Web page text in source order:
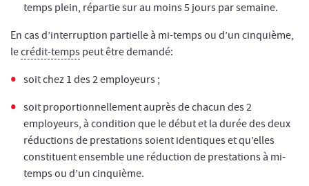
temps plein, répartie sur au moins 5 jours par semaine.
En cas d’interruption partielle à mi-temps ou d’un cinquième,
lecrédit-temps peut être demandé:
soit chez 1 des 2 employeurs ;
soit proportionnellement auprès de chacun des 2
employeurs, à condition que le début et la durée des deux
réductions de prestations soient identiques et qu’elles
constituent ensemble une réduction de prestations à mi-
temps ou d’un cinquième.